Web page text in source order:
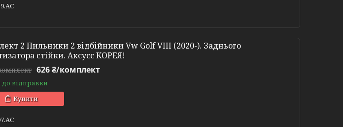
2 Пильники 2 відбійники Vw Golf VIII (2020-). Заднього
стійки. Аксусс КОРЕЯ!
626 ₴/комплект
до відправки
Купити